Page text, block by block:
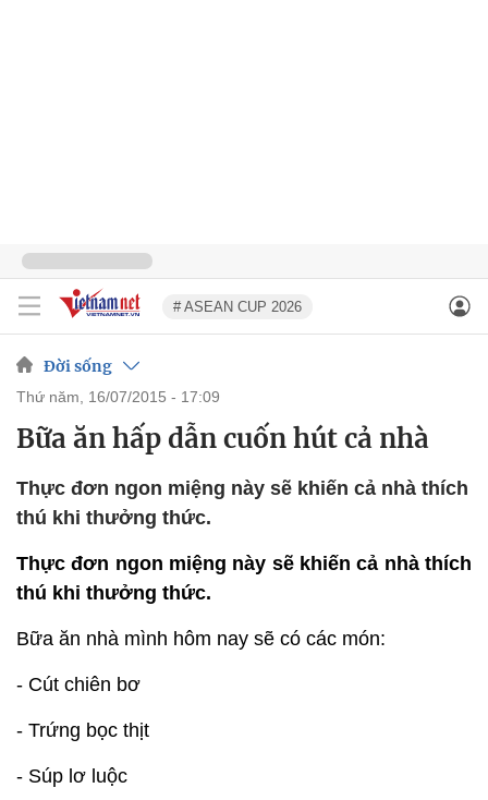
# ASEAN CUP 2026
Đời sống
thứ năm, 16/07/2015 - 17:09
Bữa ăn hấp dẫn cuốn hút cả nhà
Thực đơn ngon miệng này sẽ khiến cả nhà thích
thú khi thưởng thức.
Thực đơn ngon miệng này sẽ khiến cả nhà thích
thú khi thưởng thức.
Bữa ăn nhà mình hôm nay sẽ có các món:
- Cút chiên bơ
- Trứng bọc thịt
- Súp lơ luộc